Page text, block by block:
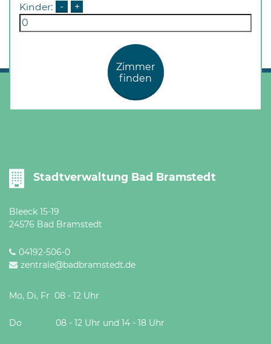
Kinder: - +
Zimmer
finden
Stadtverwaltung Bad Bramstedt
Bleeck 15-19
24576 Bad Bramstedt
04192-506-0
zentrale@badbramstedt.de
Mo, Di, Fr 08 - 12 Uhr
Do 08 - 12 Uhr und 14 - 18 Uhr